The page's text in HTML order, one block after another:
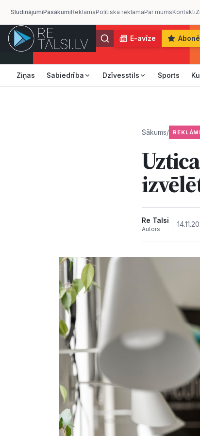
SludinājumiPasākumiReklāmaPolitiskā reklāmaPar mumsKontakti
E-avīze Abonē
Ziņas Sabiedrība Dzīvesstils Sports
Sākums/
Re Talsi
Autors